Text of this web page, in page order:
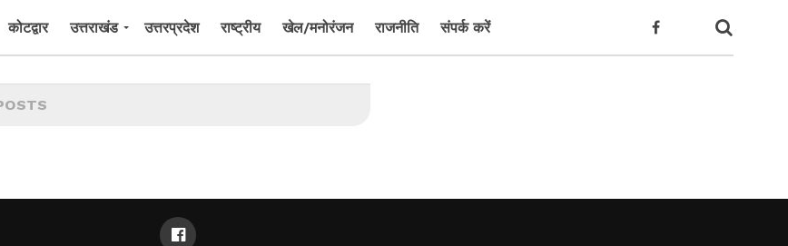
कोटद्वार उत्तराखंड उत्तरप्रदेश राष्ट्रीय खेल/मनोरंजन राजनीति संपर्क करें